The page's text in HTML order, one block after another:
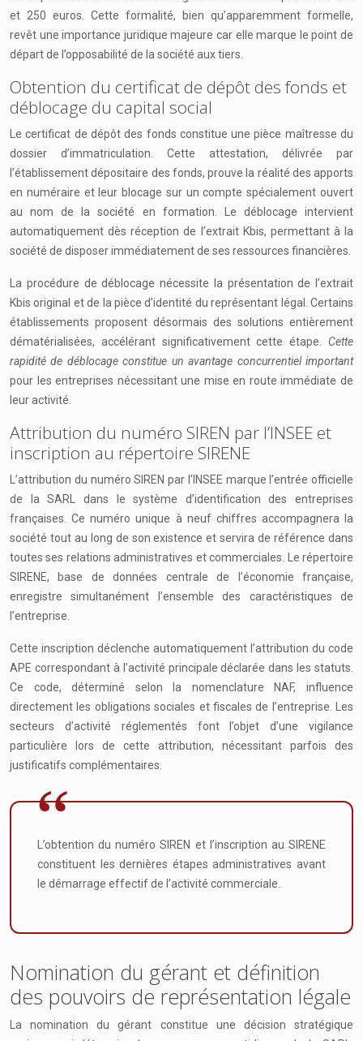
et 250 euros. Cette formalité, bien qu’apparemment formelle,
revêt une importance juridique majeure car elle marque le point de
départ de l’opposabilité de la société aux tiers.
Obtention du certificat de dépôt des fonds et
déblocage du capital social
Le certificat de dépôt des fonds constitue une pièce maîtresse du
dossier d’immatriculation. Cette attestation, délivrée par
l’établissement dépositaire des fonds, prouve la réalité des apports
en numéraire et leur blocage sur un compte spécialement ouvert
au nom de la société en formation. Le déblocage intervient
automatiquement dès réception de l’extrait Kbis, permettant à la
société de disposer immédiatement de ses ressources financières.
La procédure de déblocage nécessite la présentation de l’extrait
Kbis original et de la pièce d’identité du représentant légal. Certains
établissements proposent désormais des solutions entièrement
dématérialisées, accélérant significativement cette étape. Cette
rapidité de déblocage constitue un avantage concurrentiel important
pour les entreprises nécessitant une mise en route immédiate de
leur activité.
Attribution du numéro SIREN par l’INSEE et
inscription au répertoire SIRENE
L’attribution du numéro SIREN par l’INSEE marque l’entrée officielle
de la SARL dans le système d’identification des entreprises
françaises. Ce numéro unique à neuf chiffres accompagnera la
société tout au long de son existence et servira de référence dans
toutes ses relations administratives et commerciales. Le répertoire
SIRENE, base de données centrale de l’économie française,
enregistre simultanément l’ensemble des caractéristiques de
l’entreprise.
Cette inscription déclenche automatiquement l’attribution du code
APE correspondant à l’activité principale déclarée dans les statuts.
Ce code, déterminé selon la nomenclature NAF, influence
directement les obligations sociales et fiscales de l’entreprise. Les
secteurs d’activité réglementés font l’objet d’une vigilance
particulière lors de cette attribution, nécessitant parfois des
justificatifs complémentaires.
L’obtention du numéro SIREN et l’inscription au SIRENE
constituent les dernières étapes administratives avant
le démarrage effectif de l’activité commerciale.
Nomination du gérant et définition
des pouvoirs de représentation légale
La nomination du gérant constitue une décision stratégique